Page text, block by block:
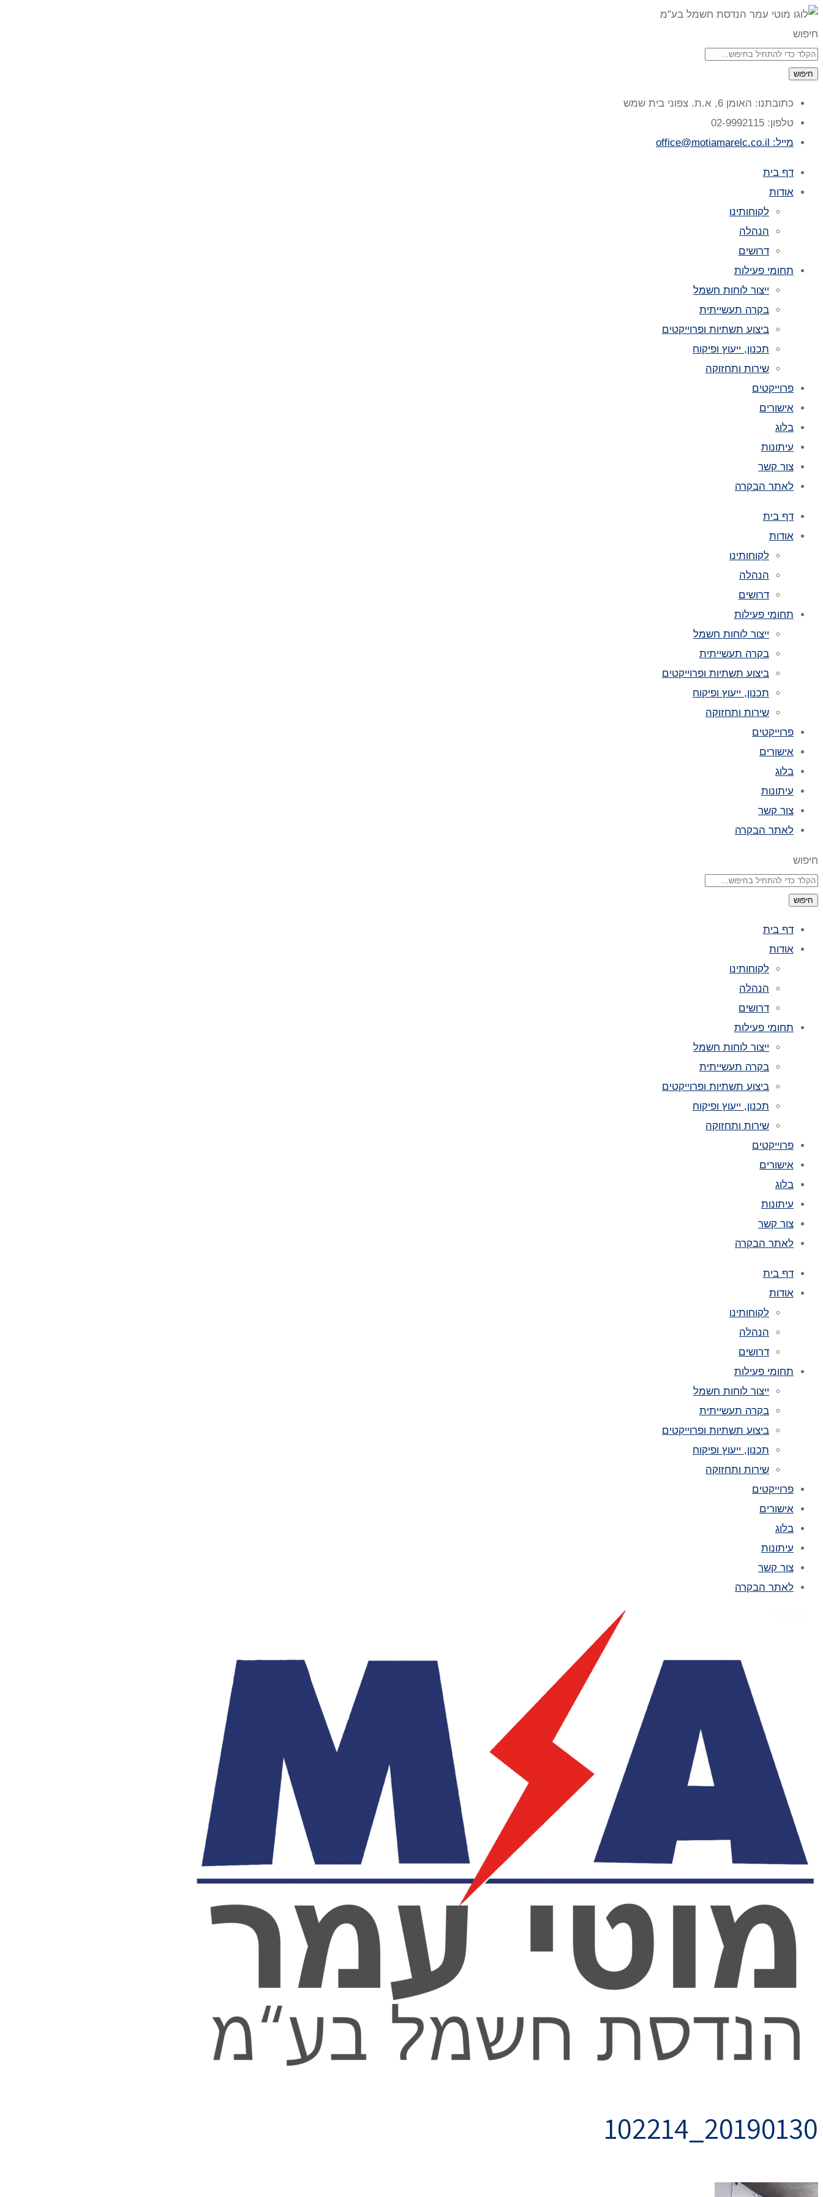
חיפוש
חיפוש
כתובתנו: האומן 6, א.ת. צפוני בית שמש
טלפון: 02-9992115
מייל: office@motiamarelc.co.il
דף בית
אודות
לקוחותינו
הנהלה
דרושים
תחומי פעילות
ייצור לוחות חשמל
בקרה תעשייתית
ביצוע תשתיות ופרוייקטים
תכנון, ייעוץ ופיקוח
שירות ותחזוקה
פרוייקטים
אישורים
בלוג
עיתונות
צור קשר
לאתר הבקרה
דף בית
אודות
לקוחותינו
הנהלה
דרושים
תחומי פעילות
ייצור לוחות חשמל
בקרה תעשייתית
ביצוע תשתיות ופרוייקטים
תכנון, ייעוץ ופיקוח
שירות ותחזוקה
פרוייקטים
אישורים
בלוג
עיתונות
צור קשר
לאתר הבקרה
חיפוש
חיפוש
דף בית
אודות
לקוחותינו
הנהלה
דרושים
תחומי פעילות
ייצור לוחות חשמל
בקרה תעשייתית
ביצוע תשתיות ופרוייקטים
תכנון, ייעוץ ופיקוח
שירות ותחזוקה
פרוייקטים
אישורים
בלוג
עיתונות
צור קשר
לאתר הבקרה
דף בית
אודות
לקוחותינו
הנהלה
דרושים
תחומי פעילות
ייצור לוחות חשמל
בקרה תעשייתית
ביצוע תשתיות ופרוייקטים
תכנון, ייעוץ ופיקוח
שירות ותחזוקה
פרוייקטים
אישורים
בלוג
עיתונות
צור קשר
לאתר הבקרה
20190130_102214